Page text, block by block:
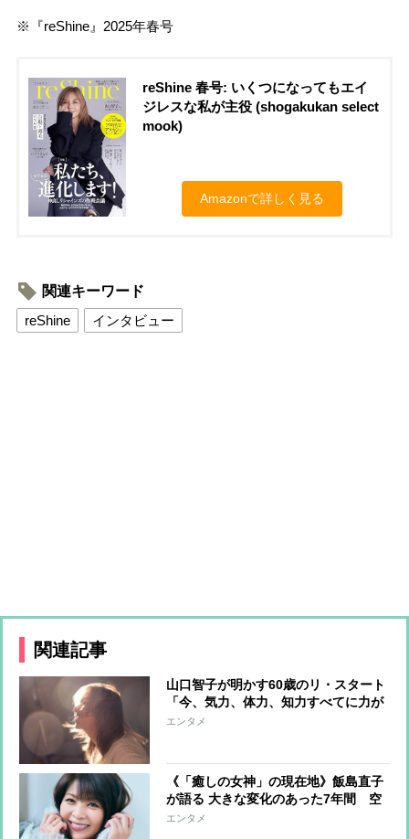
※『reShine』2025年春号
reShine 春号: いくつになってもエイ
ジレスな私が主役 (shogakukan select
mook)
Amazonで詳しく見る
関連キーワード
reShine
インタビュー
関連記事
山口智子が明かす60歳のリ・スタート
「今、気力、体力、知力すべてに力が
漲って、絶好調。一日でも過去には戻
エンタメ
《「癒しの女神」の現在地》飯島直子
が語る 大きな変化のあった7年間 空
っぽになった心から前を向くきっかけ
エンタメ